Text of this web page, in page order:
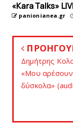
«Kara Talks»
panionianea.gr
Δημήτρης
«Μου
δύσκολα»